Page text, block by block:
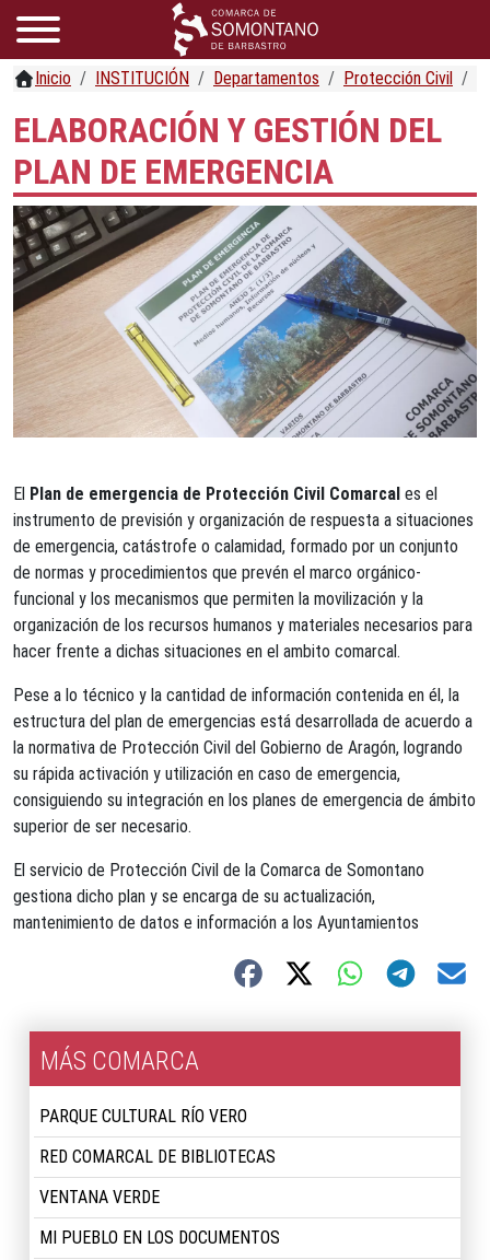
Inicio INSTITUCIÓN Departamentos Protección Civil
ELABORACIÓN Y GESTIÓN DEL
PLAN DE EMERGENCIA
El Plan de emergencia de Protección Civil Comarcal es el
instrumento de previsión y organización de respuesta a situaciones
de emergencia, catástrofe o calamidad, formado por un conjunto
de normas y procedimientos que prevén el marco orgánico-
funcional y los mecanismos que permiten la movilización y la
organización de los recursos humanos y materiales necesarios para
hacer frente a dichas situaciones en el ambito comarcal.
Pese a lo técnico y la cantidad de información contenida en él, la
estructura del plan de emergencias está desarrollada de acuerdo a
la normativa de Protección Civil del Gobierno de Aragón, logrando
su rápida activación y utilización en caso de emergencia,
consiguiendo su integración en los planes de emergencia de ámbito
superior de ser necesario.
El servicio de Protección Civil de la Comarca de Somontano
gestiona dicho plan y se encarga de su actualización,
mantenimiento de datos e información a los Ayuntamientos
MÁS COMARCA
PARQUE CULTURAL RÍO VERO
RED COMARCAL DE BIBLIOTECAS
VENTANA VERDE
MI PUEBLO EN LOS DOCUMENTOS